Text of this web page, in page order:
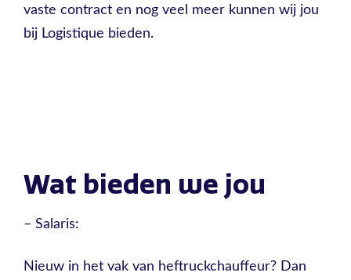
vaste contract en nog veel meer kunnen wij jou
bij Logistique bieden.
Wat bieden we jou
– Salaris:
Nieuw in het vak van heftruckchauffeur? Dan